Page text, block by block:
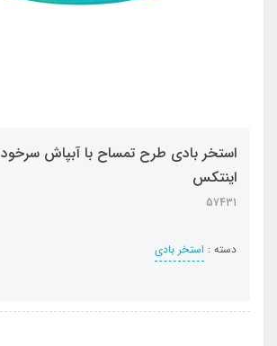
استخر بادی طرح تمساح با آبپاش سرخود
اینتکس
57431
دسته : استخر بادی